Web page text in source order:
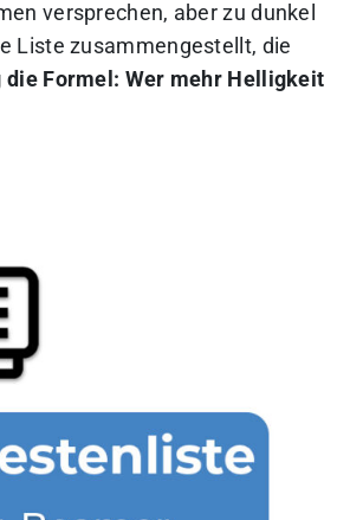
versprechen, aber zu dunkel
Liste zusammengestellt, die
die Formel: Wer mehr Helligkeit